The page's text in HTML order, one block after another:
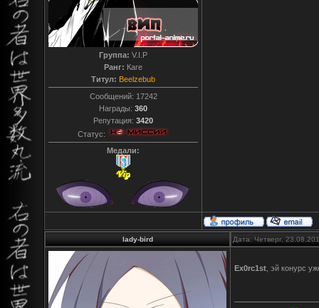
Группа: V.I.P
Ранг: Каге
Титул: Beelzebub
Сообщений: 17242
Награды: 360
Репутация: 3420
Статус:
Медали:
lady-bird Дата: Четверг,
Ex0rc1st , эй конурс